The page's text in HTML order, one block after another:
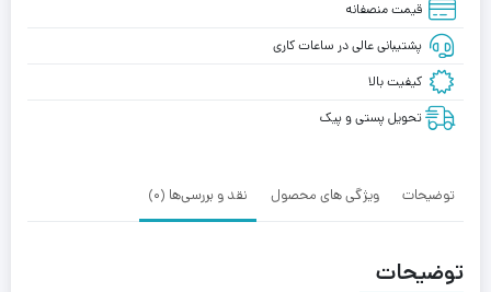
قیمت منصفانه
پشتیبانی عالی در ساعات کاری
کیفیت بالا
تحویل پستی و پیک
توضیحات ویژگی های محصول نقد و بررسی‌ها (0)
توضیحات